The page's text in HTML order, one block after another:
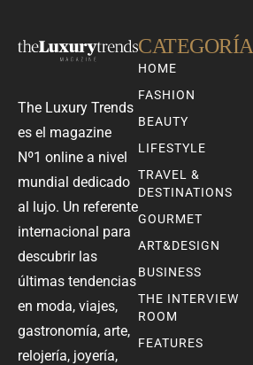
The Luxury Trends
es el magazine
Nº1 online a nivel
mundial dedicado
al lujo. Un referente
internacional para
descubrir las
últimas tendencias
en moda, viajes,
gastronomía, arte,
relojería, joyería,
HOME
FASHION
BEAUTY
LIFESTYLE
TRAVEL &
DESTINATIONS
GOURMET
ART&DESIGN
BUSINESS
THE INTERVIEW
ROOM
FEATURES